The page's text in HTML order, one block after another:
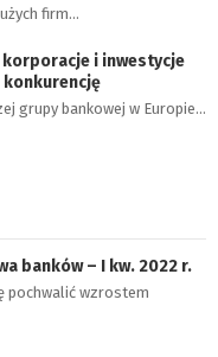
firm…
korporacje i inwestycje
grupy bankowej w Europie…
banków – I kw. 2022 r.
pochwalić wzrostem